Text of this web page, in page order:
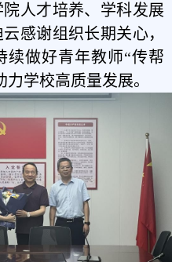
人才培养、学科发展
感谢组织长期关心，
续做好青年教师“传帮
学校高质量发展。